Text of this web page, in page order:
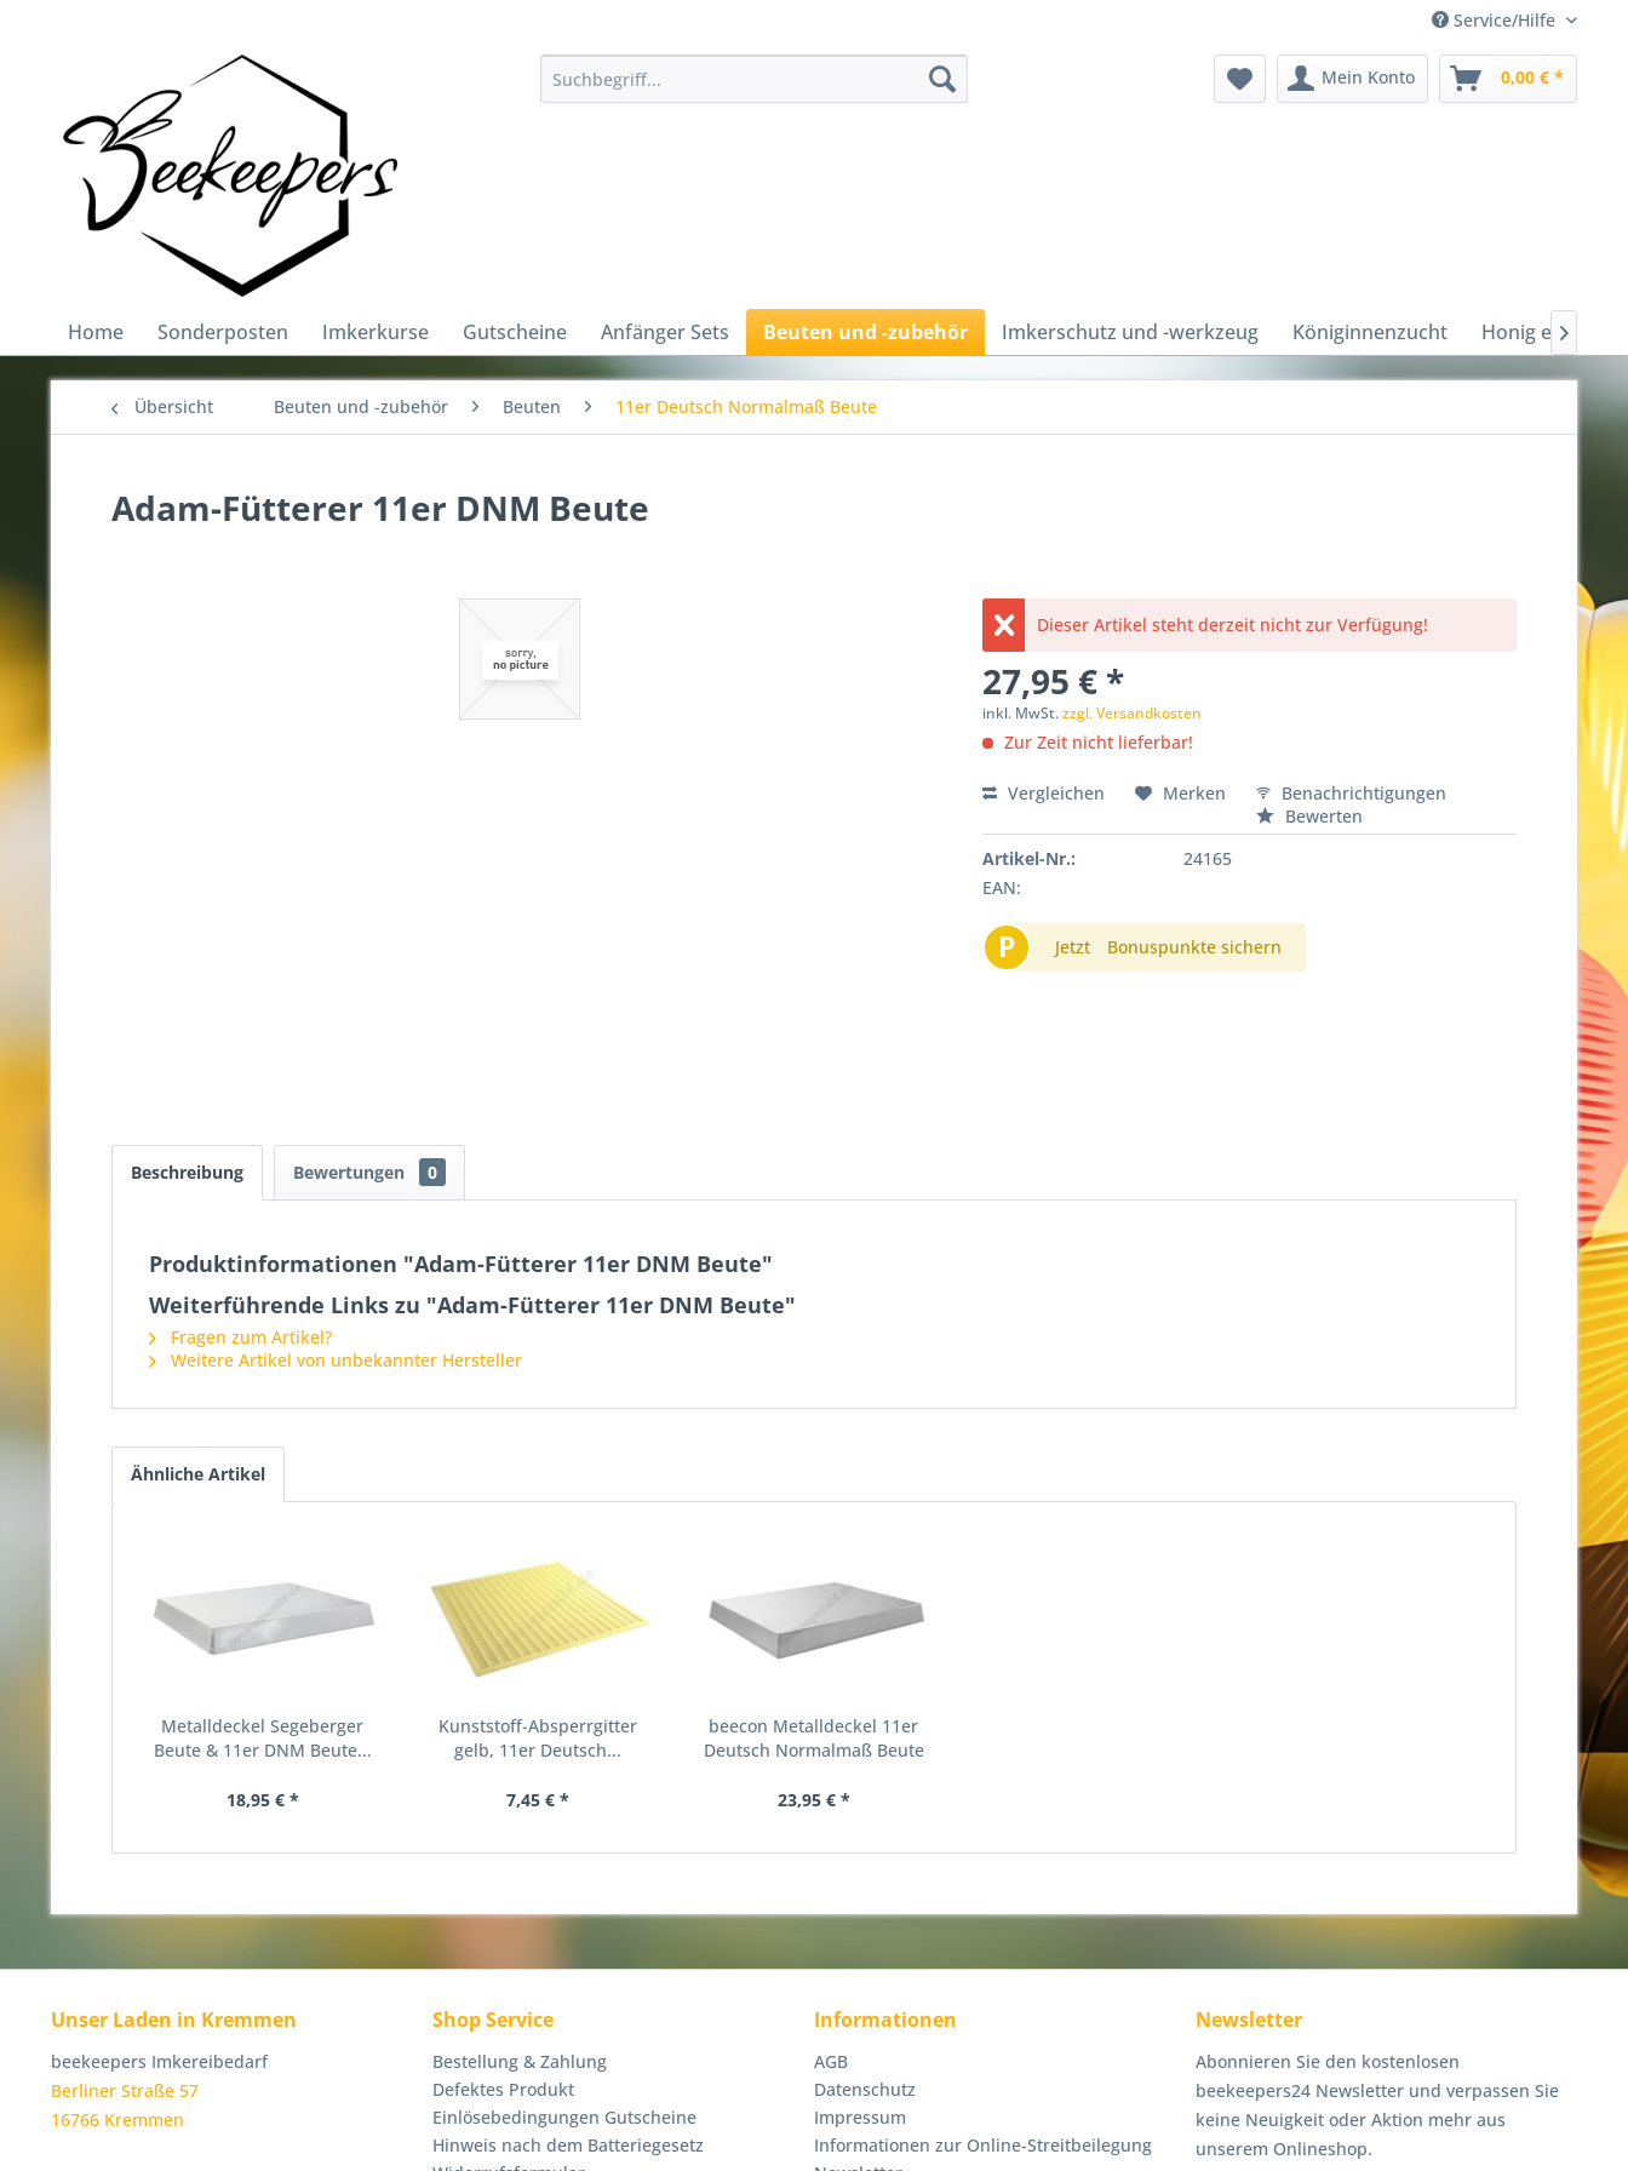
Service/Hilfe
Mein Konto 0,00 € *
Home Sonderposten Imkerkurse Gutscheine Anfänger Sets Beuten und -zubehör Imkerschutz und -werkzeug Königinnenzucht Honig ernten

Übersicht Beuten und -zubehör Beuten 11er Deutsch Normalmaß Beute
Adam-Fütterer 11er DNM Beute
Dieser Artikel steht derzeit nicht zur Verfügung!
27,95 € *
inkl. MwSt.zzgl. Versandkosten
Zur Zeit nicht lieferbar!
Vergleichen Merken
Benachrichtigungen
Bewerten
Artikel-Nr.:
24165
EAN:
P Jetzt Bonuspunkte sichern
Beschreibung Bewertungen 0
Produktinformationen "Adam-Fütterer 11er DNM Beute"
Weiterführende Links zu "Adam-Fütterer 11er DNM Beute"
Fragen zum Artikel?
Weitere Artikel von unbekannter Hersteller
Ähnliche Artikel
Metalldeckel Segeberger
Beute & 11er DNM Beute...
18,95 € *
Kunststoff-Absperrgitter
gelb, 11er Deutsch...
7,45 € *
beecon Metalldeckel 11er
Deutsch Normalmaß Beute
23,95 € *
Unser Laden in Kremmen
beekeepers Imkereibedarf
Berliner Straße 57
16766 Kremmen
Shop Service
Bestellung & Zahlung
Defektes Produkt
Einlösebedingungen Gutscheine
Hinweis nach dem Batteriegesetz
Informationen
AGB
Datenschutz
Impressum
Informationen zur Online-Streitbeilegung
Newsletter
Abonnieren Sie den kostenlosen
beekeepers24 Newsletter und verpassen Sie
keine Neuigkeit oder Aktion mehr aus
unserem Onlineshop.